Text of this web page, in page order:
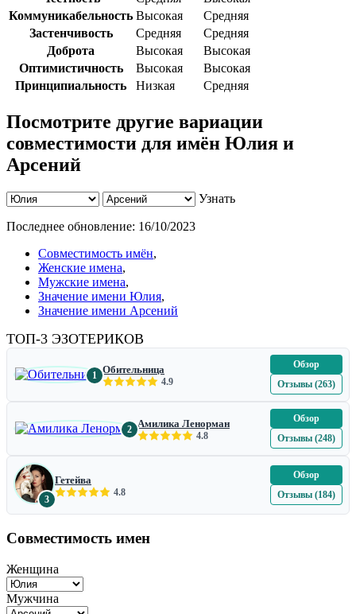
Коммуникабельность Высокая
Средняя
Застенчивость
Средняя
Средняя
Доброта
Высокая
Высокая
Оптимистичность
Высокая
Высокая
Принципиальность
Низкая Средняя
Посмотрите другие вариации
совместимости для имён Юлия и
Арсений
Узнать
Последнее обновление: 16/10/2023
Совместимость имён,
Женские имена,
Мужские имена,
Значение имени Юлия,
Значение имени Арсений
ТОП-3 ЭЗОТЕРИКОВ
1 Обительница
4.9
Обзор
Отзывы (263)
2 Амилика Ленорман
4.8
Обзор
Отзывы (248)
3
Гетейва
4.8
Обзор
Отзывы (184)
Совместимость имен
Женщина
Мужчина